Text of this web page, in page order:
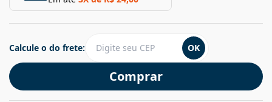
Comprar
Calcule o do frete: OK